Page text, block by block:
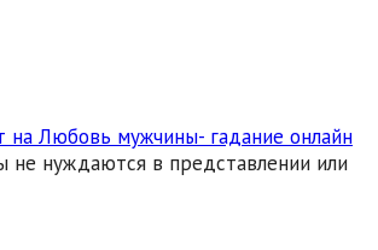
на Любовь мужчины- гадание онлайн
не нуждаются в представлении или